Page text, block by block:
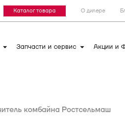
Каталог товара О дилере
Запчасти и сервис Акции и
комбайна Ростсельмаш